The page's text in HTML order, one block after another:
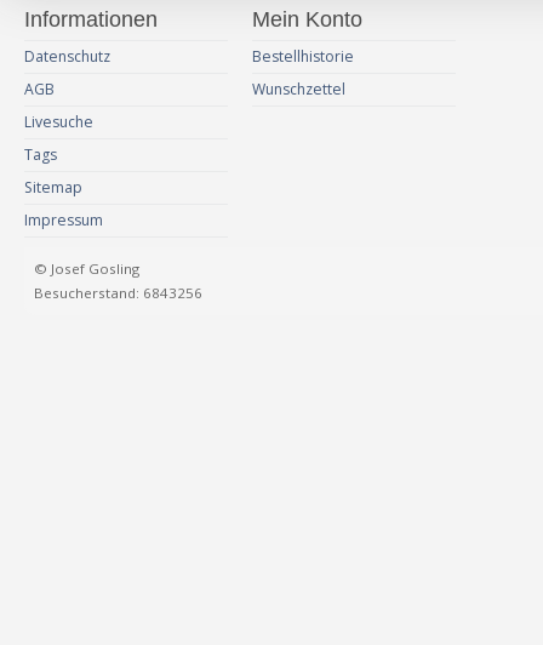
Informationen
Datenschutz
AGB
Livesuche
Tags
Sitemap
Impressum
Mein Konto
Bestellhistorie
Wunschzettel
© Josef Gosling
Besucherstand: 6843256